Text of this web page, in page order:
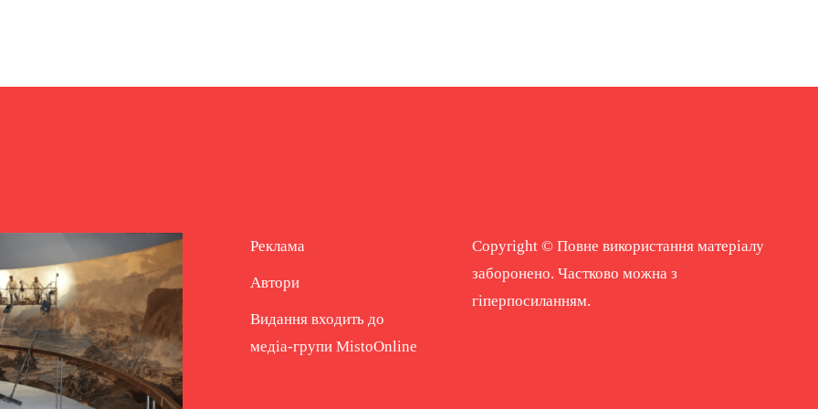
Реклама
Автори
Видання входить до
медіа-групи MistoOnline
Copyright © Повне використання матеріалу
заборонено. Частково можна з
гіперпосиланням.